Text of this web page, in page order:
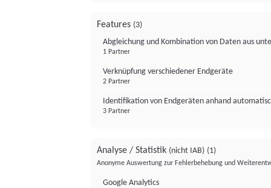
Features (3)
Abgleichung und Kombination von Daten aus
1 Partner
Verknüpfung verschiedener Endgeräte
2 Partner
Identifikation von Endgeräten anhand
3 Partner
Analyse / Statistik (nicht IAB) (1)
Anonyme Auswertung zur Fehlerbehebung und
Google Analytics